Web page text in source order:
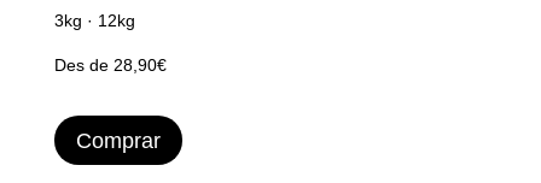
3kg · 12kg
Des de 28,90€
Comprar